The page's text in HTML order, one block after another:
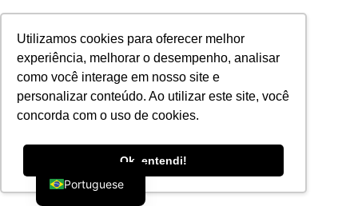
Utilizamos cookies para oferecer melhor
experiência, melhorar o desempenho, analisar
como você interage em nosso site e
personalizar conteúdo. Ao utilizar este site, você
concorda com o uso de cookies.
Ok, entendi!
Portuguese